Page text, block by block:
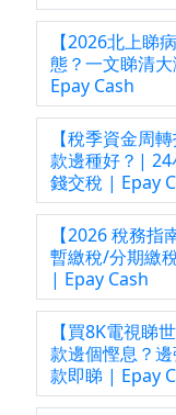
【2026北上睇
態？一文睇清
Epay Cash
【稅季資金周
款邊種好？| 24
錢交稅 | Epay
【2026 稅務
暫繳稅/分期繳
| Epay Cash
【買8K電視睇
款邊個慳息？
款即睇 | Epay